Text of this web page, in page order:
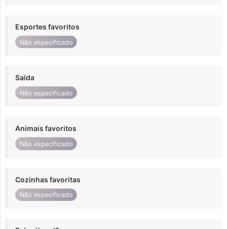
Esportes favoritos
Não especificado
Saída
Não especificado
Animais favoritos
Não especificado
Cozinhas favoritas
Não especificado